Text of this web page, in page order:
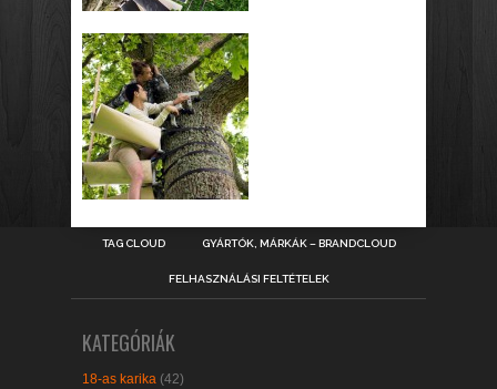
TAG CLOUD GYÁRTÓK, MÁRKÁK – BRANDCLOUD
FELHASZNÁLÁSI FELTÉTELEK
KATEGÓRIÁK
18-as karika (42)